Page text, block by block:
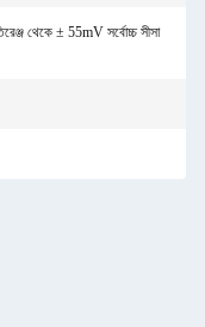
থেকে ± 55mV সর্বোচ্চ সীসা